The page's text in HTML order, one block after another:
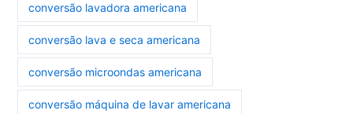
conversão lavadora americana
conversão lava e seca americana
conversão microondas americana
conversão máquina de lavar americana